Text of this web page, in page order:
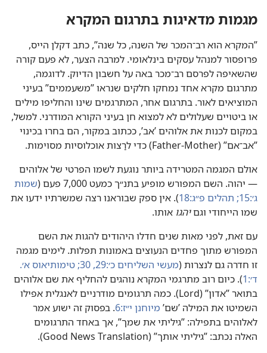
מגמות מדאיגות בתרגום המקרא
‏”‏המקרא הוא רב־המכר של השנה,‏ כל שנה”‏,‏ כתב דקלן הייס,‏
פרופסור למנהל עסקים בינלאומי.‏ למרבה הצער,‏ לא פעם קורה
שהשאיפה לפרסם רב־מכר באה על חשבון הדיוק.‏ לדוגמה,‏
מתרגום מקרא אחד נמחקו חלקים שנראו ”‏משעממים”‏ בעיני
המוציאים לאור.‏ בתרגום אחר,‏ המתרגמים שינו והחליפו מילים
או ביטויים שעלולים לא למצוא חן בעיני הקורא המודרני.‏ למשל,‏
במקום לכנות את אלוהים ’‏אב’‏,‏ ככתוב במקור,‏ הם בחרו בכינוי
”‏אב־אם”‏ (‏Father-Mother)‏ כדי לרַצות אוכלוסיות מסוימות.‏
אולם המגמה המטרידה ביותר נוגעת לשמו הפרטי של אלוהים
— יהוה.‏ השם המפורש מופיע בתנ״ך כמעט 000,‏7 פעם (‏
שמות
ג׳:‏15;‏
תהלים פ״ג:‏18
‏)‏.‏ אין ספק שבוראנו רצה שמשרתיו ידעו את
שמו הייחודי וגםיהגו אותו.‏
עם זאת,‏ לפני מאות שנים חדלו היהודים להגות את השם
המפורש מתוך פחדים הנעוצים באמונות תפלות.‏ לימים מגמה
זו חדרה גם לנצרות (‏מעשי השליחים כ׳:‏29,‏ 30;‏
טימותיאוס א׳.‏
ד׳:‏1 ‏)‏.‏ כיום רוב מתרגמי המקרא נוהגים להחליף את שם אלוהים
בתואר ”‏אדון”‏ (‏Lord)‏.‏ כמה תרגומים מודרניים לאנגלית אפילו
השמיטו את המילה ’‏שם’‏ מיוחנן י״ז:‏6 ‏.‏ בפסוק זה ישוע אמר
לאלוהים בתפילה:‏ ”‏גיליתי את שמך”‏,‏ אך באחד התרגומים
האלה נכתב:‏ ”‏גיליתי אותך”‏ (‏Good News Translation)‏.‏